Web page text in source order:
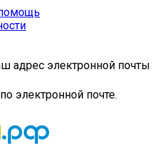
адрес электронной почты
электронной почте.